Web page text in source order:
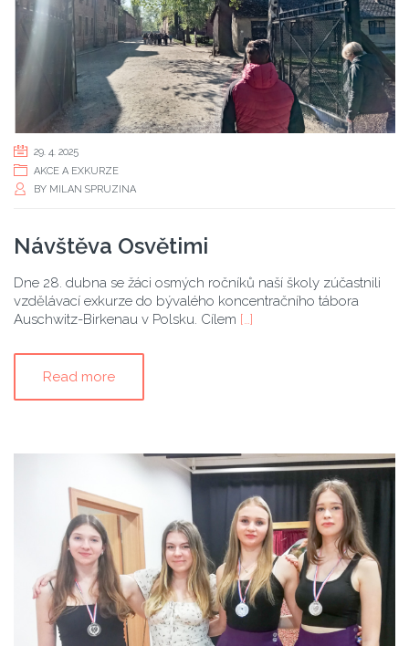
29. 4. 2025
AKCE A EXKURZE
BY MILAN SPRUZINA
Návštěva Osvětimi
Dne 28. dubna se žáci osmých ročníků naší školy zúčastnili
vzdělávací exkurze do bývalého koncentračního tábora
Auschwitz-Birkenau v Polsku. Cílem […]
Read more